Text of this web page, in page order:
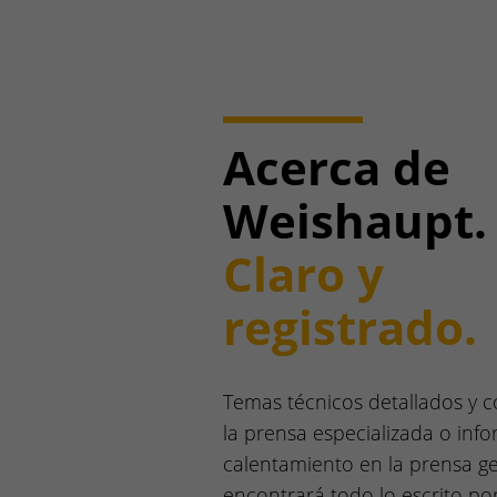
Acerca de
Weishaupt.
Claro y
registrado.
Temas técnicos detallados y
la prensa especializada o
calentamiento en la prensa